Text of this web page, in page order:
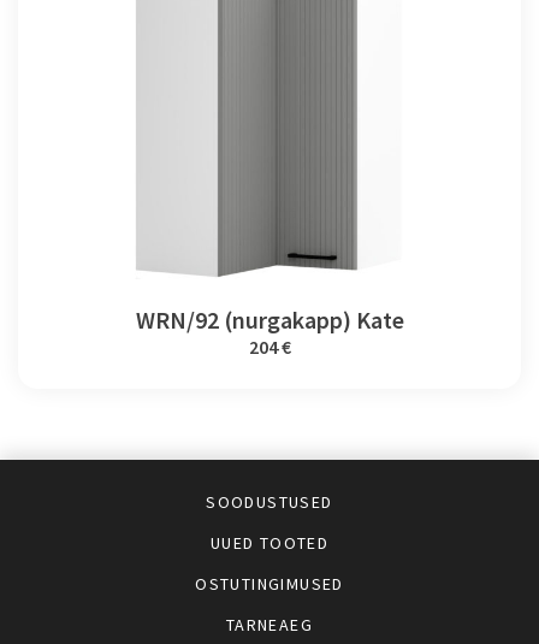
WRN/92 (nurgakapp) Kate
204 €
SOODUSTUSED
UUED TOOTED
OSTUTINGIMUSED
TARNEAEG